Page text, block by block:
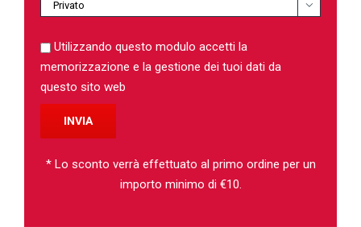

Utilizzando questo modulo accetti la
memorizzazione e la gestione dei tuoi dati da
questo sito web
* Lo sconto verrà effettuato al primo ordine per un
importo minimo di €10.